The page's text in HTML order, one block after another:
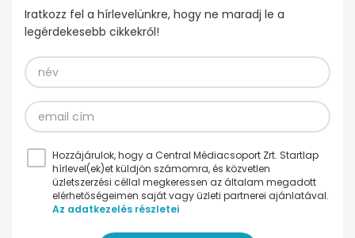
Iratkozz fel a hírlevelünkre, hogy ne maradj le a
legérdekesebb cikkekről!
Hozzájárulok, hogy a Central Médiacsoport Zrt. Startlap
hírlevel(ek)et küldjön számomra, és közvetlen
üzletszerzési céllal megkeressen az általam megadott
elérhetőségeimen saját vagy üzleti partnerei ajánlatával.
Az adatkezelés részletei